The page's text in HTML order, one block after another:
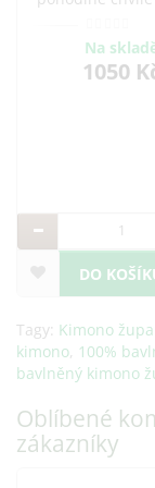
kvalitní bavlny,
savá a
dotek. Možnost
Na
1050
DO
Tagy: Kimono
kimono, 100%
bavlněný kimono
Oblíbené
zákazníky